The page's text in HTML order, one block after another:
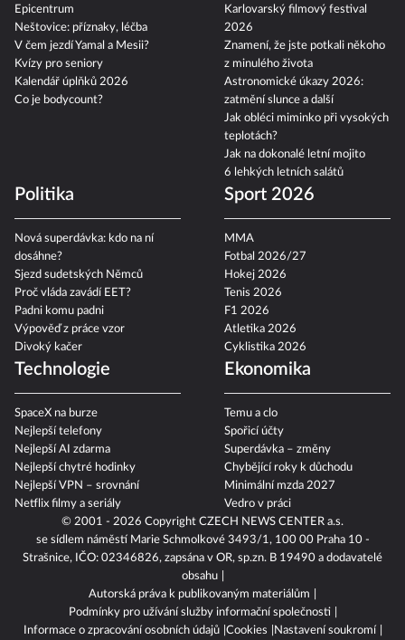
Epicentrum
Neštovice: příznaky, léčba
V čem jezdí Yamal a Mesii?
Kvízy pro seniory
Kalendář úplňků 2026
Co je bodycount?
Karlovarský filmový festival
2026
Znamení, že jste potkali někoho
z minulého života
Astronomické úkazy 2026:
zatmění slunce a další
Jak obléci miminko při vysokých
teplotách?
Jak na dokonalé letní mojito
6 lehkých letních salátů
Politika
Nová superdávka: kdo na ní
dosáhne?
Sjezd sudetských Němců
Proč vláda zavádí EET?
Padni komu padni
Výpověď z práce vzor
Divoký kačer
Sport 2026
MMA
Fotbal 2026/27
Hokej 2026
Tenis 2026
F1 2026
Atletika 2026
Cyklistika 2026
Technologie
SpaceX na burze
Nejlepší telefony
Nejlepší AI zdarma
Nejlepší chytré hodinky
Nejlepší VPN – srovnání
Netflix filmy a seriály
Ekonomika
Temu a clo
Spořicí účty
Superdávka – změny
Chybějící roky k důchodu
Minimální mzda 2027
Vedro v práci
© 2001 - 2026 Copyright CZECH NEWS CENTER a.s.
se sídlem náměstí Marie Schmolkové 3493/1, 100 00 Praha 10 -
Strašnice, IČO: 02346826, zapsána v OR, sp.zn. B 19490 a dodavatelé
obsahu
Autorská práva k publikovaným materiálům
Podmínky pro užívání služby informační společnosti
Informace o zpracování osobních údajů Cookies Nastavení soukromí